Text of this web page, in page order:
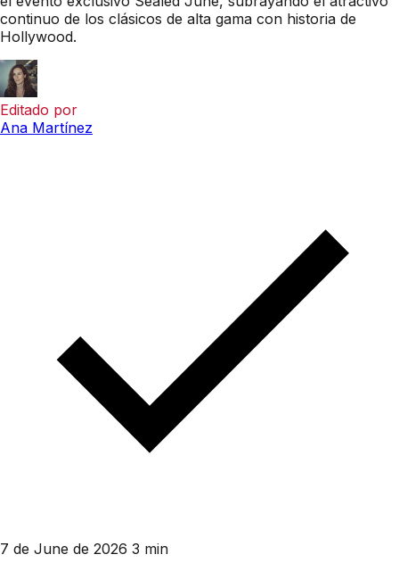
continuo de los clásicos de alta gama con historia de
Hollywood.
Editado por
Ana Martínez
7 de June de 2026 3 min